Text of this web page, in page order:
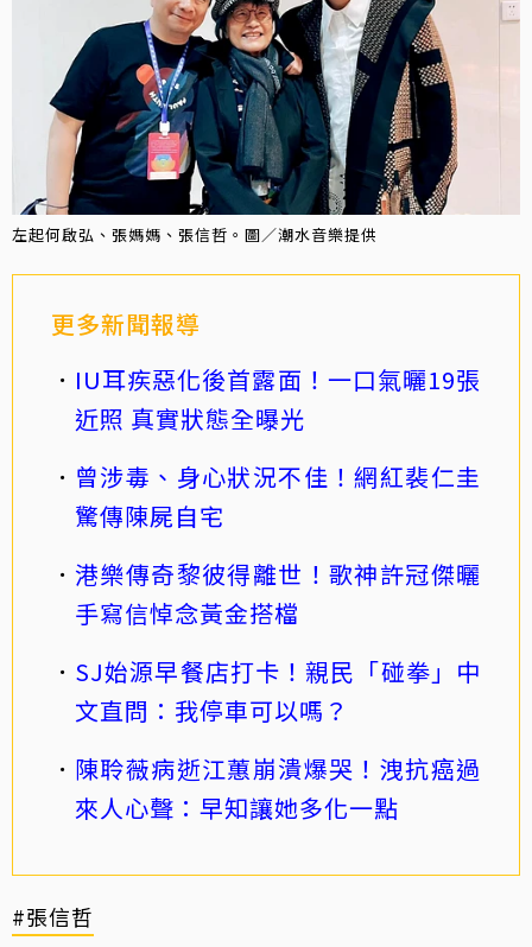
左起何啟弘、張媽媽、張信哲。圖／潮水音樂提供
更多新聞報導
IU耳疾惡化後首露面！一口氣曬19張
近照 真實狀態全曝光
曾涉毒、身心狀況不佳！網紅裴仁圭
驚傳陳屍自宅
港樂傳奇黎彼得離世！歌神許冠傑曬
手寫信悼念黃金搭檔
SJ始源早餐店打卡！親民「碰拳」中
文直問：我停車可以嗎？
陳聆薇病逝江蕙崩潰爆哭！洩抗癌過
來人心聲：早知讓她多化一點
#張信哲